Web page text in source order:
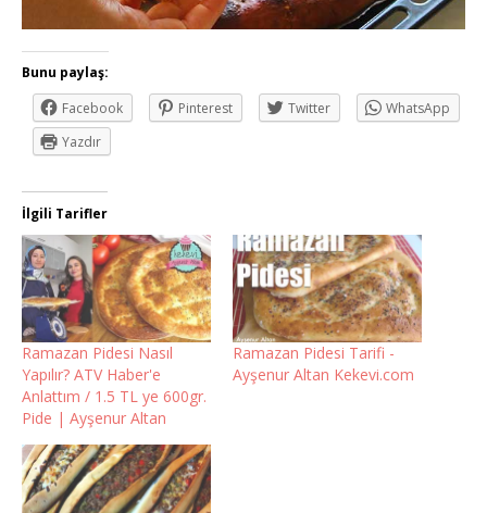
Bunu paylaş:
Facebook
Pinterest Twitter
WhatsApp
Yazdır
İlgili Tarifler
Ramazan Pidesi Nasıl
Yapılır? ATV Haber'e
Anlattım / 1.5 TL ye 600gr.
Pide | Ayşenur Altan
Ramazan Pidesi Tarifi -
Ayşenur Altan Kekevi.com